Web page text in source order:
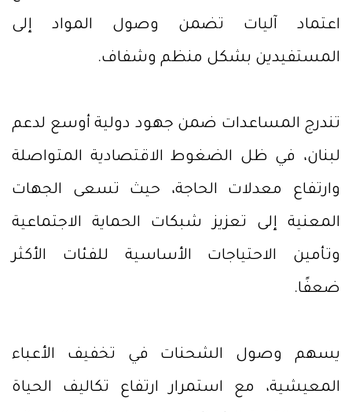
اعتماد آليات تضمن وصول المواد إلى
المستفيدين بشكل منظم وشفاف.
تندرج المساعدات ضمن جهود دولية أوسع لدعم
لبنان، في ظل الضغوط الاقتصادية المتواصلة
وارتفاع معدلات الحاجة، حيث تسعى الجهات
المعنية إلى تعزيز شبكات الحماية الاجتماعية
وتأمين الاحتياجات الأساسية للفئات الأكثر
ضعفًا.
يسهم وصول الشحنات في تخفيف الأعباء
المعيشية، مع استمرار ارتفاع تكاليف الحياة